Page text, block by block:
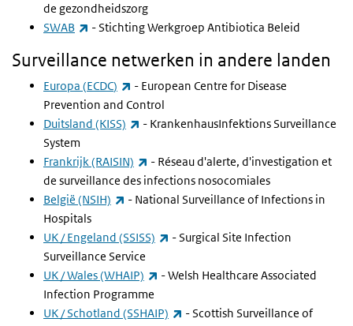
de gezondheidszorg
SWAB
(externe link)
- Stichting Werkgroep Antibiotica Beleid
Surveillance netwerken in andere landen
Europa (ECDC) (externe link)
- European Centre for Disease
Prevention and Control
Duitsland (KISS)
(externe link)
- KrankenhausInfektions Surveillance
System
Frankrijk (RAISIN)
(externe link)
- Réseau d'alerte, d'investigation et
de surveillance des infections nosocomiales
België (NSIH)
(externe link)
- National Surveillance of Infections in
Hospitals
UK / Engeland (SSISS)
(externe link)
-Surgical Site Infection
Surveillance Service
UK / Wales (WHAIP)
(externe link)
-Welsh Healthcare Associated
Infection Programme
UK / Schotland (SSHAIP)
(externe link)
-Scottish Surveillance of